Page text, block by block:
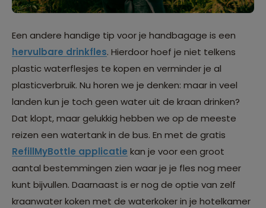
Een andere handige tip voor je handbagage is een
hervulbare drinkfles. Hierdoor hoef je niet telkens
plastic waterflesjes te kopen en verminder je al
plasticverbruik. Nu horen we je denken: maar in veel
landen kun je toch geen water uit de kraan drinken?
Dat klopt, maar gelukkig hebben we op de meeste
reizen een watertank in de bus. En met de gratis
RefillMyBottle applicatie kan je voor een groot
aantal bestemmingen zien waar je je fles nog meer
kunt bijvullen. Daarnaast is er nog de optie van zelf
kraanwater koken met de waterkoker in je hotelkamer